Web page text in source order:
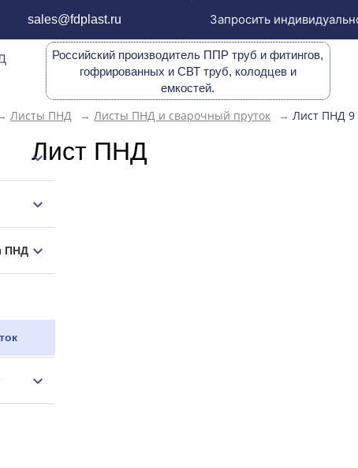
sales@fdplast.ru Запросить
Российский производитель ППР труб и фитингов,
гофрированных и СВТ труб, колодцев и
емкостей.
Листы ПНД → Листы ПНД и сварочный пруток → Лист ПНД
ПНД
Лист ПНД